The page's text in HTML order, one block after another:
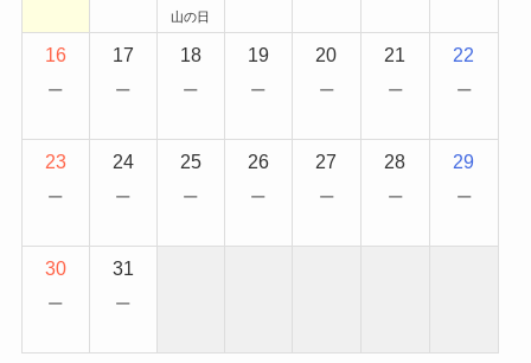
山の日
16
−
17
−
18
−
19
−
20
−
21
−
22
−
23
−
24
−
25
−
26
−
27
−
28
−
29
−
30
−
31
−